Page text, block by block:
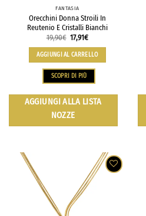
FANTASIA
Orecchini Donna Stroili In
Reutenio E Cristalli Bianchi
19,90€ 17,91€
AGGIUNGI AL CARRELLO
SCOPRI DI PIÙ
AGGIUNGI ALLA LISTA
NOZZE